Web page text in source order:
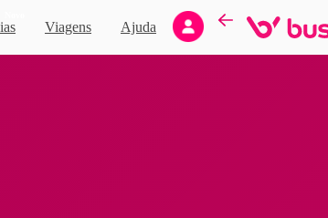
Viagens Ajuda